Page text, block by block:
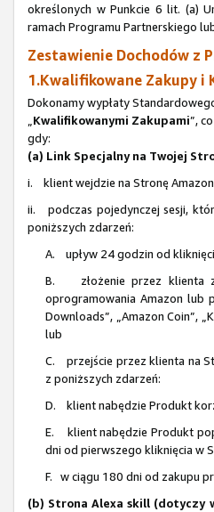
określonych w Punkcie 6 lit. (a)
ramach Programu Partnerskiego
Zestawienie Dochodów z
1.Kwalifikowane Zakupy i
Dokonamy wypłaty
Kwalifikowanymi Zakupami”,
gdy:
(a) Link Specjalny na Twojej
i. klient wejdzie na Stronę
ii. podczas pojedynczej sesji,
poniższych zdarzeń:
A. upływ 24 godzin od
B. złożenie przez klienta
oprogramowania Amazon lub
Downloads”, „Amazon Coin”,
lub
C. przejście przez klienta na
z poniższych zdarzeń:
D. klient nabędzie Produkt
E. klient nabędzie Produkt
dni od pierwszego kliknięcia w
F. w ciągu 180 dni od zakupu
(b) Strona Alexa skill (dotyczy